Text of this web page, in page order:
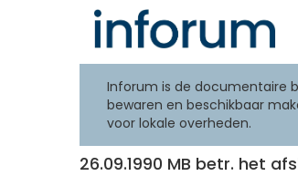
Inforum is de documentaire
bewaren en beschikbaar
voor lokale overheden.
26.09.1990 MB betr. het